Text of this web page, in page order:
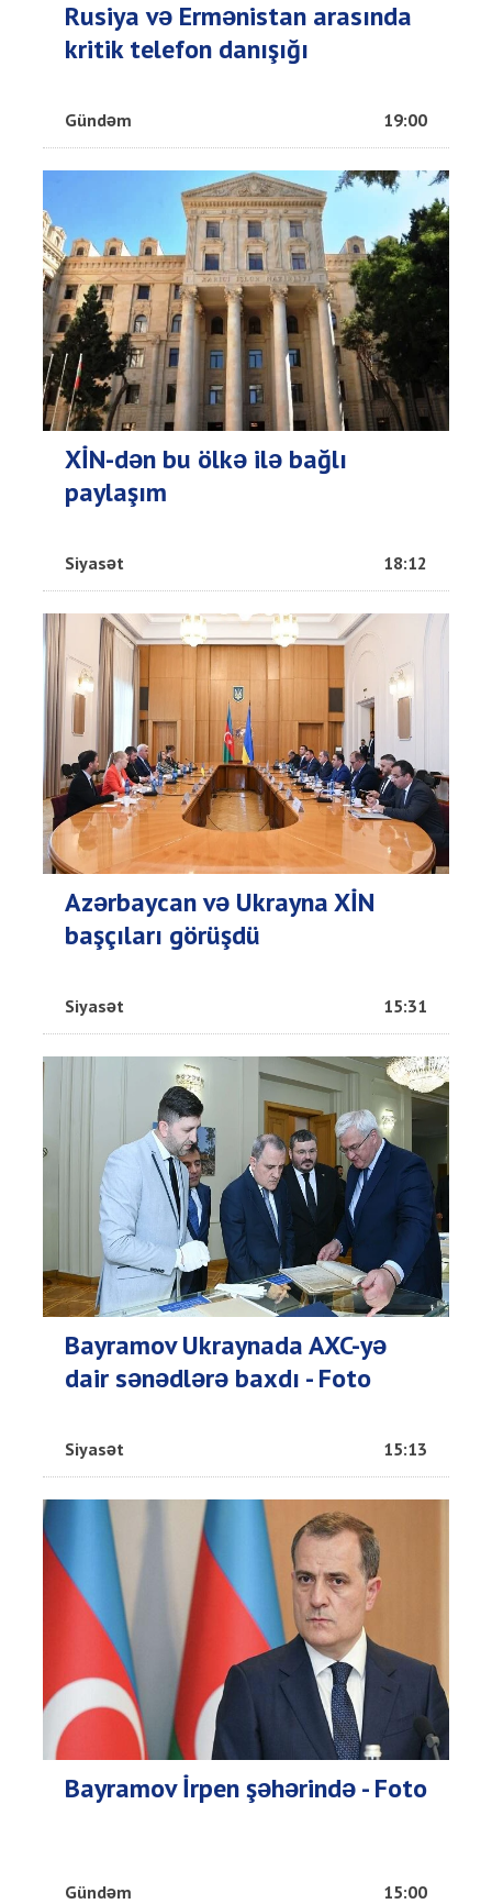
Rusiya və Ermənistan arasında
kritik telefon danışığı
Gündəm 19:00
XİN-dən bu ölkə ilə bağlı
paylaşım
Siyasət 18:12
Azərbaycan və Ukrayna XİN
başçıları görüşdü
Siyasət 15:31
Bayramov Ukraynada AXC-yə
dair sənədlərə baxdı - Foto
Siyasət 15:13
Bayramov İrpen şəhərində - Foto
Gündəm 15:00